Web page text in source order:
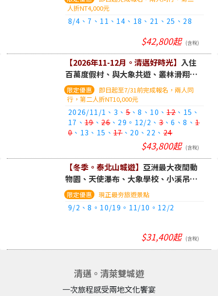
8/4、7、11、14、18、21、25、28
人折NT4,000元
$42,800起 (含稅)
【2026年11-12月。清邁好時光】 入住
百萬度假村、與大象共遊、叢林滑翔、
泰式廚藝學校、清邁蘭谷庭園五日(含
稅)
2026/11/1、3、5 、8、10、12、15、
17、19、26 、29。12/2、3 、6、8、1
0、13、15、17、20、22、24
即日起至7/31前完成報名，兩人同
行，第二人折NT10,000元
$43,800起 (含稅)
【冬季。泰北山城遊】亞洲最大夜間動
物園、天使瀑布、大象學校、小溪吊橋1
3合一。清邁漫遊五日(含稅)
9/2、8。10/19。11/10。12/2
現正最夯旅遊景點
$31,400起 (含稅)
清邁。清萊雙城遊
一次旅程感受兩地文化饗宴